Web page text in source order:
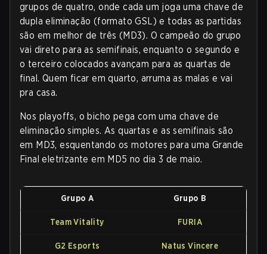
grupos de quatro, onde cada um joga uma chave de
dupla eliminação (formato GSL) e todas as partidas
são em melhor de três (MD3). O campeão do grupo
vai direto para as semifinais, enquanto o segundo e
o terceiro colocados avançam para as quartas de
final. Quem ficar em quarto, arruma as malas e vai
pra casa.
Nos playoffs, o bicho pega com uma chave de
eliminação simples. As quartas e as semifinais são
em MD3, esquentando os motores para uma Grande
Final eletrizante em MD5 no dia 3 de maio.
Grupo A Grupo B
Team Vitality FURIA
G2 Esports Natus Vincere